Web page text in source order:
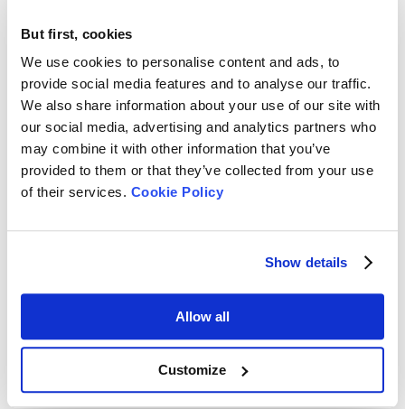
But first, cookies
We use cookies to personalise content and ads, to
provide social media features and to analyse our traffic.
We also share information about your use of our site with
our social media, advertising and analytics partners who
may combine it with other information that you’ve
provided to them or that they’ve collected from your use
of their services. Cookie Policy
Show details
Allow all
Customize